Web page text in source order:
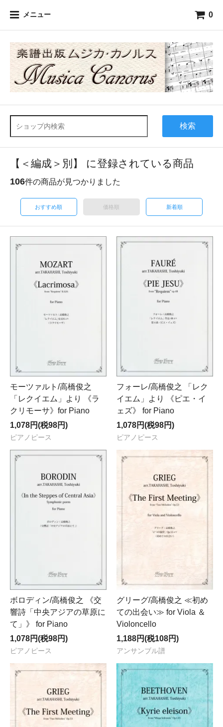
メニュー 0
検索
【＜編成＞別】 に登録されている商品
106件の商品が見つかりました
おすすめ順 価格順 新着順
モーツァルト/高橋俊之
「レクイエム」より 《ラ
クリモーサ》for Piano
1,078円(税98円)
ピアノピース
フォーレ/高橋俊之 「レク
イエム」より 《ピエ・イ
ェズ》 for Piano
1,078円(税98円)
ピアノピース
ボロディン/高橋俊之 《交
響詩「中央アジアの草原に
て」》 for Piano
1,078円(税98円)
ピアノピース
グリーグ/高橋俊之 ≪初め
ての出会い≫ for Viola ＆
Violoncello
1,188円(税108円)
アンサンブル譜